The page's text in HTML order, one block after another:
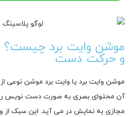
موشن وایت برد چیست؟
و حرکت دست
موشن وایت برد یا وایت برد موشن نوعی
آن محتوای بصری به صورت دست‌ نویس
مجازی به نمایش در می‌ آید. این سبک از